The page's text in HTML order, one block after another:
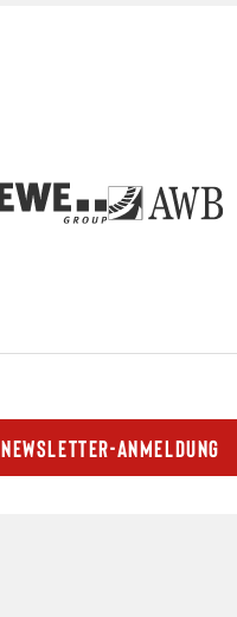
Newsletter-Anmeldung